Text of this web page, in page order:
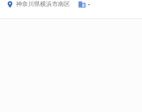
神奈川県横浜市南区 -